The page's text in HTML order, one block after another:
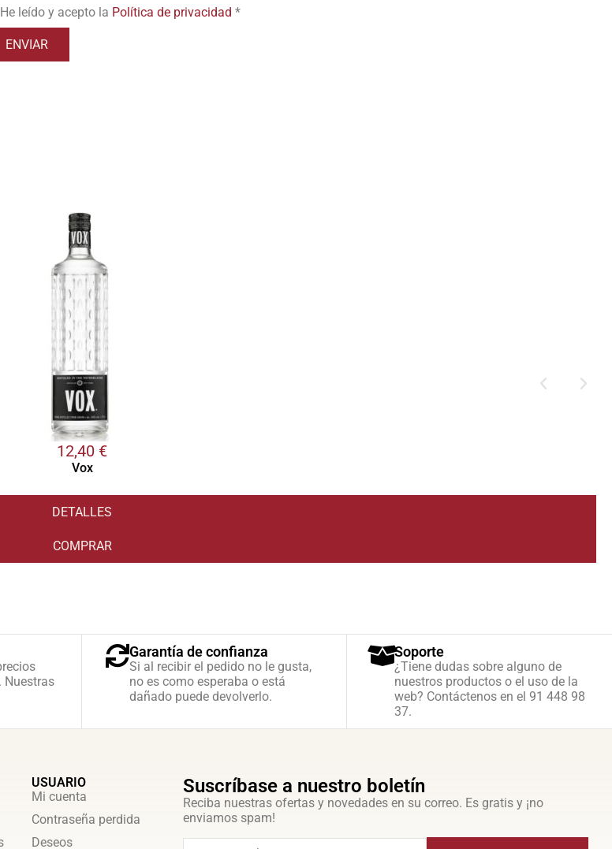
He leído y acepto la Política de privacidad *
12,40 €
Vox
DETALLES
COMPRAR
Nuestras
Garantía de confianza
Si al recibir el pedido no le gusta,
no es como esperaba o está
dañado puede devolverlo.
Soporte
¿Tiene dudas sobre alguno de
nuestros productos o el uso de la
web? Contáctenos en el 91 448 98
37.
USUARIO
Mi cuenta
Contraseña perdida
Deseos
Suscríbase a nuestro boletín
Reciba nuestras ofertas y novedades en su correo. Es gratis y ¡no
enviamos spam!